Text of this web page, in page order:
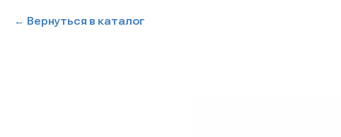
Вернуться в каталог